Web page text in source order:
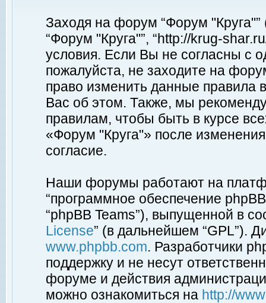
Заходя на форум “Форум
“Форум "Круга"”, “http://krug-
условия. Если Вы не согласны с
пожалуйста, не заходите на
право изменить данные правила
Вас об этом. Также, мы
правилам, чтобы быть в курсе
«Форум "Круга"» после
согласие.
Наши форумы работают на
“программное обеспечение
“phpBB Teams”), выпущенной в
License” (в дальнейшем “GPL”).
www.phpbb.com. Разработчики
поддержку и не несут
форуме и действия
можно ознакомиться на http://